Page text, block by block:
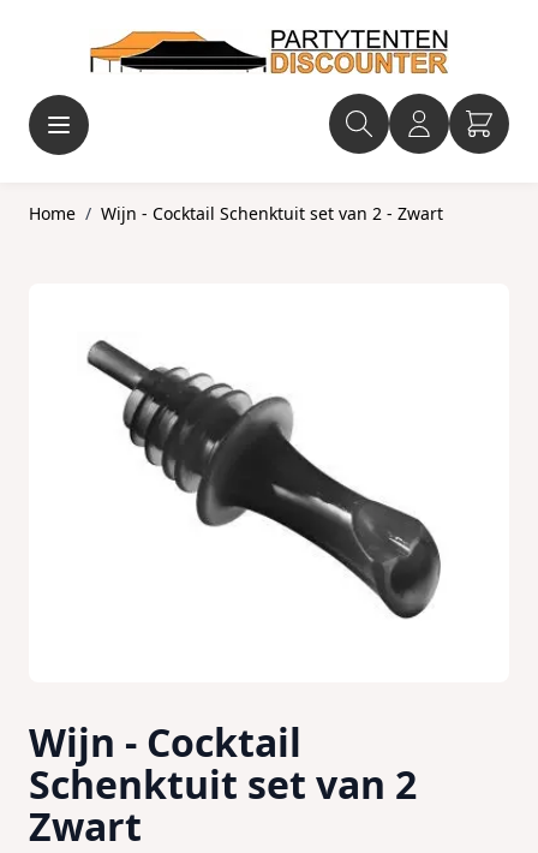
Home / Wijn - Cocktail Schenktuit set van 2 - Zwart
Wijn - Cocktail
Schenktuit set van 2
Zwart